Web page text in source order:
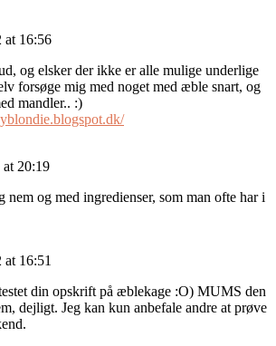
at 16:56
og elsker der ikke er alle mulige underlige
forsøge mig med noget med æble snart, og
mandler.. :)
20:19
nem og med ingredienser, som man ofte har i
at 16:51
din opskrift på æblekage :O) MUMS den
dejligt. Jeg kan kun anbefale andre at prøve